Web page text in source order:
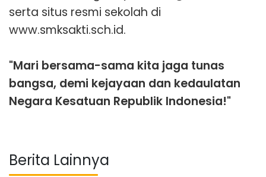
serta situs resmi sekolah di
www.smksakti.sch.id.
"Mari bersama-sama kita jaga tunas
bangsa, demi kejayaan dan kedaulatan
Negara Kesatuan Republik Indonesia!"
Berita Lainnya